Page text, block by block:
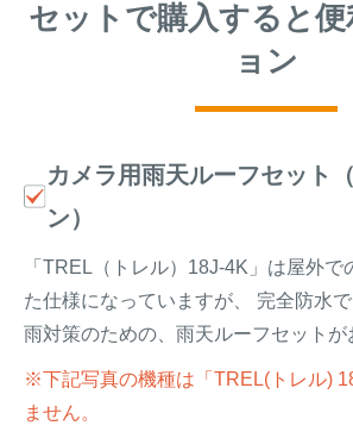
セットで購入すると
ョン
カメラ用雨天ルーフセット
ン）
「TREL（トレル）18J-4K」は屋外で
た仕様になっていますが、 完全防水
雨対策のための、雨天ルーフセットが
※下記写真の機種は「TREL(トレル)
ません。